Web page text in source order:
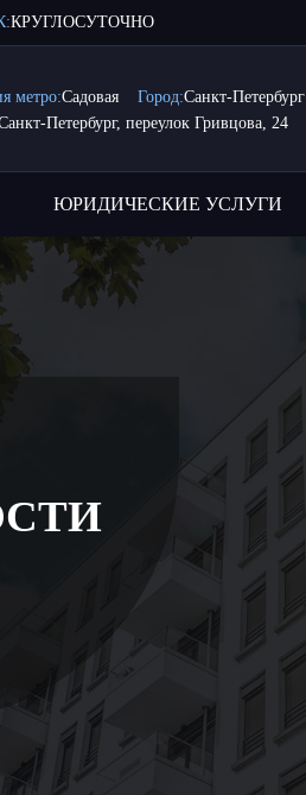
КРУГЛОСУТОЧНО
метро:Садовая Город:Санкт-Петербург
Петербург, переулок Гривцова, 24
ЮРИДИЧЕСКИЕ УСЛУГИ